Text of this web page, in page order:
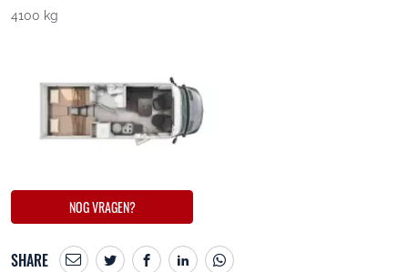
4100 kg
NOG VRAGEN?
SHARE